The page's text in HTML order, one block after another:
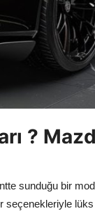
?
sunduğu bir
seçenekleriyle